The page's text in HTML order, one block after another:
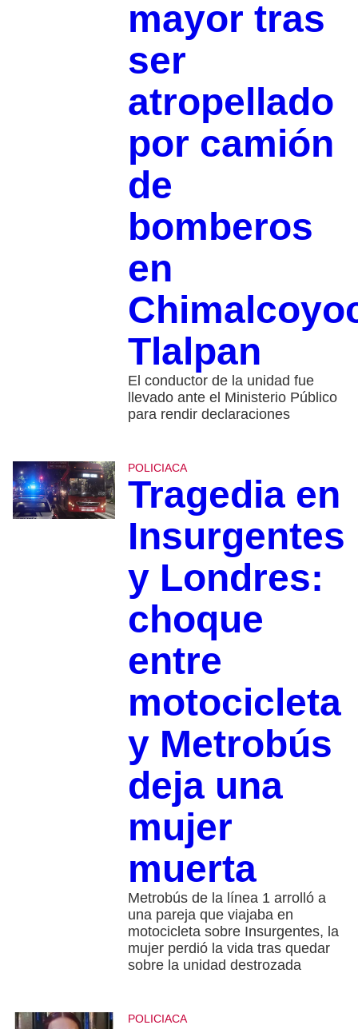
mayor tras
ser
atropellado
por camión
de
bomberos
en
Tlalpan
El conductor de la unidad fue
llevado ante el Ministerio Público
para rendir declaraciones
POLICIACA
Tragedia en
Insurgentes
y Londres:
choque
entre
motocicleta
y Metrobús
deja una
mujer
muerta
Metrobús de la línea 1 arrolló a
una pareja que viajaba en
motocicleta sobre Insurgentes, la
mujer perdió la vida tras quedar
sobre la unidad destrozada
POLICIACA